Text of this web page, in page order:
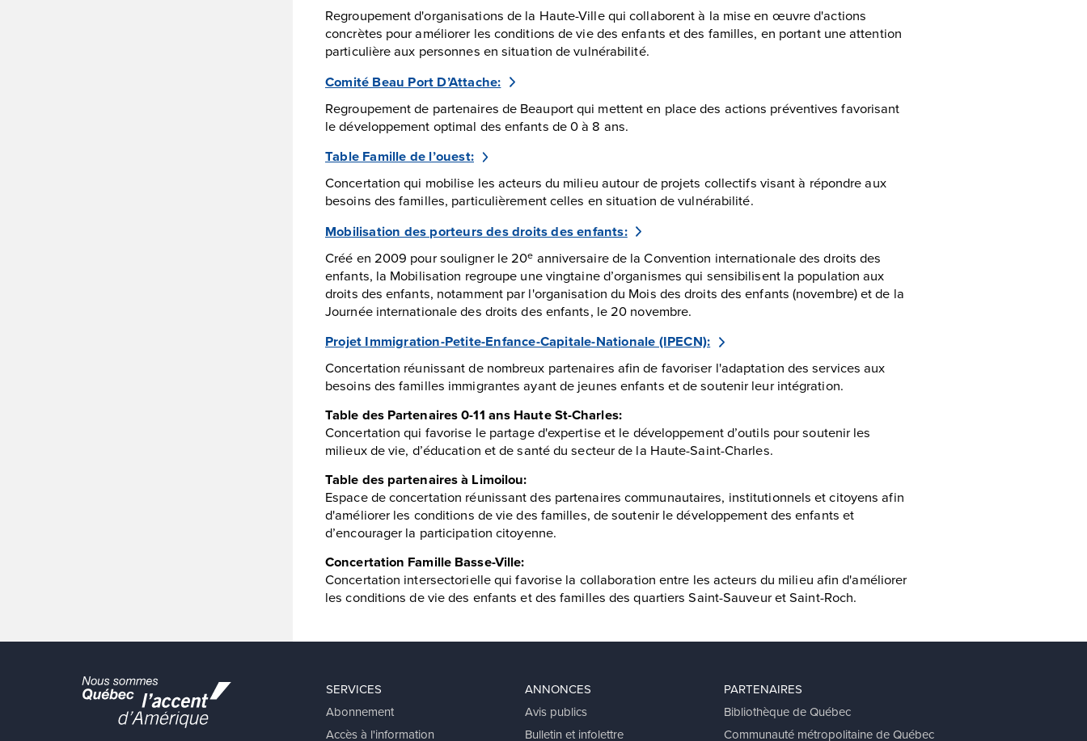
Regroupement d'organisations de la Haute-Ville qui collaborent à la mise en œuvre d'actions
concrètes pour améliorer les conditions de vie des enfants et des familles, en portant une attention
particulière aux personnes en situation de vulnérabilité.
Comité Beau Port D’Attache:
Regroupement de partenaires de Beauport qui mettent en place des actions préventives favorisant
le développement optimal des enfants de 0 à 8 ans.
Table Famille de l’ouest:
Concertation qui mobilise les acteurs du milieu autour de projets collectifs visant à répondre aux
besoins des familles, particulièrement celles en situation de vulnérabilité.
Mobilisation des porteurs des droits des enfants:
Créé en 2009 pour souligner le 20e anniversaire de la Convention internationale des droits des
enfants, la Mobilisation regroupe une vingtaine d’organismes qui sensibilisent la population aux
droits des enfants, notamment par l'organisation du Mois des droits des enfants (novembre) et de la
Journée internationale des droits des enfants, le 20 novembre.
Projet Immigration-Petite-Enfance-Capitale-Nationale (IPECN):
Concertation réunissant de nombreux partenaires afin de favoriser l'adaptation des services aux
besoins des familles immigrantes ayant de jeunes enfants et de soutenir leur intégration.
Table des Partenaires 0-11 ans Haute St-Charles:
Concertation qui favorise le partage d'expertise et le développement d’outils pour soutenir les
milieux de vie, d’éducation et de santé du secteur de la Haute-Saint-Charles.
Table des partenaires à Limoilou:
Espace de concertation réunissant des partenaires communautaires, institutionnels et citoyens afin
d'améliorer les conditions de vie des familles, de soutenir le développement des enfants et
d’encourager la participation citoyenne.
Concertation Famille Basse-Ville:
Concertation intersectorielle qui favorise la collaboration entre les acteurs du milieu afin d'améliorer
les conditions de vie des enfants et des familles des quartiers Saint-Sauveur et Saint-Roch.
SERVICES
Abonnement
Accès à l'information
ANNONCES
Avis publics
Bulletin et infolettre
PARTENAIRES
Bibliothèque de Québec
Communauté métropolitaine de Québec